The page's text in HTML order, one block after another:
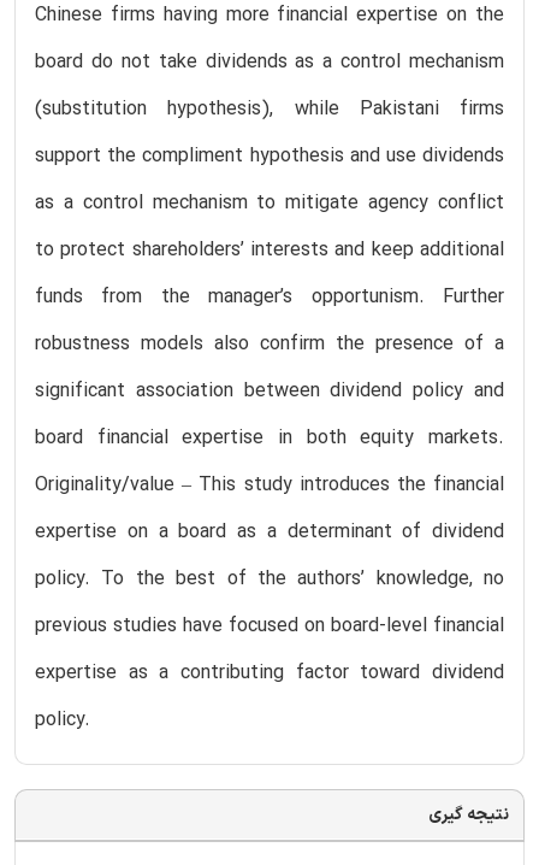
Chinese firms having more financial expertise on the
board do not take dividends as a control mechanism
(substitution hypothesis), while Pakistani firms
support the compliment hypothesis and use dividends
as a control mechanism to mitigate agency conflict
to protect shareholders’ interests and keep additional
funds from the manager’s opportunism. Further
robustness models also confirm the presence of a
significant association between dividend policy and
board financial expertise in both equity markets.
Originality/value – This study introduces the financial
expertise on a board as a determinant of dividend
policy. To the best of the authors’ knowledge, no
previous studies have focused on board-level financial
expertise as a contributing factor toward dividend
policy.
نتیجه گیری